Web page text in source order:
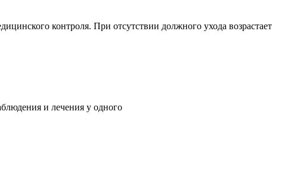
контроля. При отсутствии должного ухода возрастает
и лечения у одного